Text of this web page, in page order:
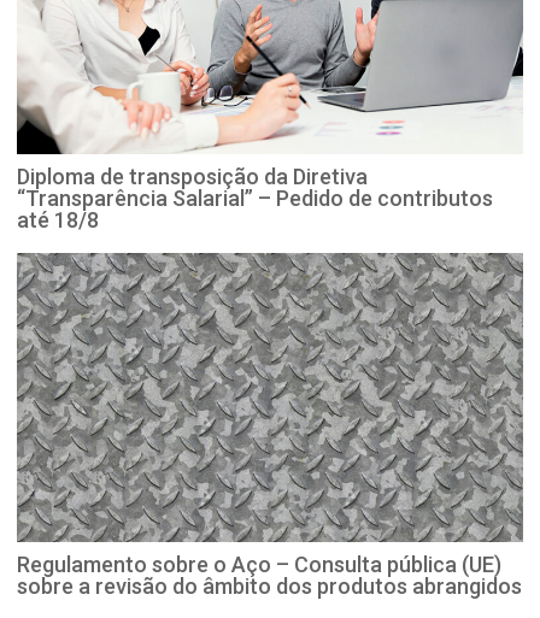
Diploma de transposição da Diretiva
“Transparência Salarial” – Pedido de contributos
até 18/8
Regulamento sobre o Aço – Consulta pública (UE)
sobre a revisão do âmbito dos produtos abrangidos